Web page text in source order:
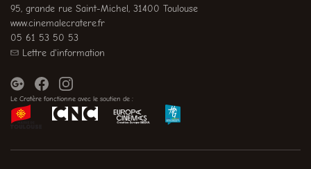
95, grande rue Saint-Michel, 31400 Toulouse
www.cinemalecratere.fr
05 61 53 50 53
Lettre d'information
Le Cratère fonctionne avec le soutien de :